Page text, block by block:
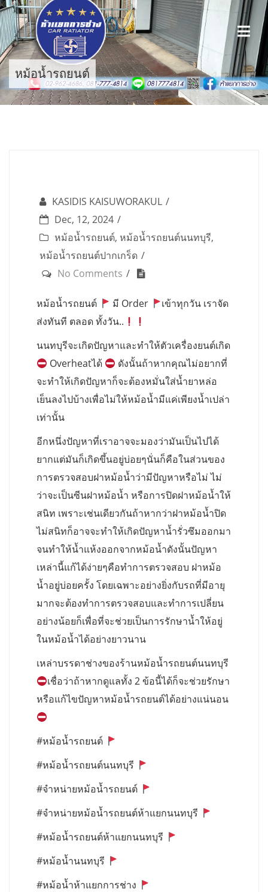
Skip
to
content
หม้อน้ำรถยนต์
KASIDIS KAISUWORAKUL
Dec, 12, 2024
หม้อน้ำรถยนต์, หม้อน้ำรถยนต์นนทบุรี,
หม้อน้ำรถยนต์ปากเกร็ด
No Comments
หม้อน้ำรถยนต์ มี Order
เข้าทุกวัน เราจัด
ส่งทันที ตลอด ทั้งวัน..
นนทบุรีจะเกิดปัญหาและทำให้ตัวเครื่องยนต์เกิด
Overheatได้
ดังนั้นถ้าหากคุณไม่อยากที่
จะทำให้เกิดปัญหาก็จะต้องหมั่นใส่น้ำยาหล่อ
เย็นลงไปบ้างเพื่อไม่ให้หม้อน้ำมีแค่เพียงน้ำเปล่า
เท่านั้น
อีกหนึ่งปัญหาที่เราอาจจะมองว่ามันเป็นไปได้
ยากแต่มันก็เกิดขึ้นอยู่บ่อยๆนั่นก็คือในส่วนของ
การตรวจสอบฝาหม้อน้ำว่ามีปัญหาหรือไม่ ไม่
ว่าจะเป็นซีนฝาหม้อน้ำ หรือการปิดฝาหม้อน้ำให้
สนิท เพราะเช่นเดียวกันถ้าหากว่าฝาหม้อน้ำปิด
ไม่สนิทก็อาจจะทำให้เกิดปัญหาน้ำรั่วซึมออกมา
จนทำให้น้ำแห้งออกจากหม้อน้ำดังนั้นปัญหา
เหล่านี้แก้ได้ง่ายๆคือทำการตรวจสอบ ฝาหม้อ
น้ำอยู่บ่อยครั้ง โดยเฉพาะอย่างยิ่งกับรถที่มีอายุ
มากจะต้องทำการตรวจสอบและทำการเปลี่ยน
อย่างน้อยก็เพื่อที่จะช่วยเป็นการรักษาน้ำให้อยู่
ในหม้อน้ำได้อย่างยาวนาน
เหล่าบรรดาช่างของร้านหม้อน้ำรถยนต์นนทบุรี
เชื่อว่าถ้าหากดูแลทั้ง 2 ข้อนี้ได้ก็จะช่วยรักษา
หรือแก้ไขปัญหาหม้อน้ำรถยนต์ได้อย่างแน่นอน
#หม้อน้ำรถยนต์
#หม้อน้ำรถยนต์นนทบุรี
#จำหน่ายหม้อน้ำรถยนต์
#จำหน่ายหม้อน้ำรถยนต์ห้าแยกนนทบุรี
#หม้อน้ำรถยนต์ห้าแยกนนทบุรี
#หม้อน้ำนนทบุรี
#หม้อน้ำห้าแยกการช่าง